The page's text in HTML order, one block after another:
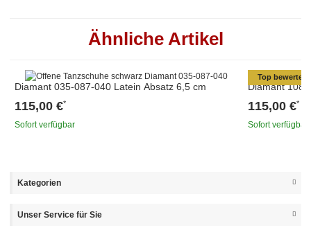
Ähnliche Artikel
Diamant 035-087-040 Latein Absatz 6,5 cm
115,00 €*
Sofort verfügbar
Top bewertet
Diamant 108-
115,00 €*
Sofort verfügbar
Kategorien
Unser Service für Sie